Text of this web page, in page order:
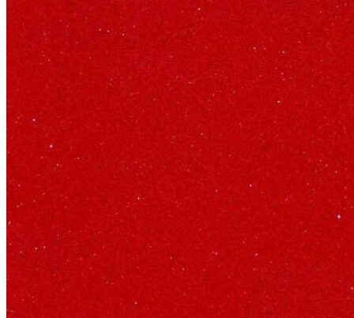
Stone design